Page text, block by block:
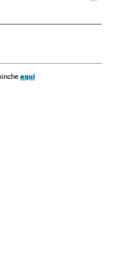
aquí